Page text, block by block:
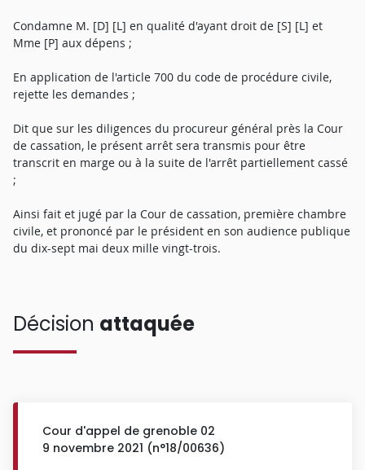
Condamne M. [D] [L] en qualité d'ayant droit de [S] [L] et
Mme [P] aux dépens ;
En application de l'article 700 du code de procédure civile,
rejette les demandes ;
Dit que sur les diligences du procureur général près la Cour
de cassation, le présent arrêt sera transmis pour être
transcrit en marge ou à la suite de l'arrêt partiellement cassé
;
Ainsi fait et jugé par la Cour de cassation, première chambre
civile, et prononcé par le président en son audience publique
du dix-sept mai deux mille vingt-trois.
Décision attaquée
Cour d'appel de grenoble 02
9 novembre 2021 (n°18/00636)